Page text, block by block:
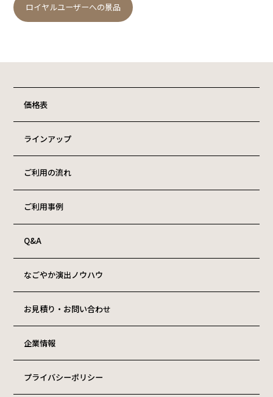
ロイヤルユーザーへの景品
価格表
ラインアップ
ご利用の流れ
ご利用事例
Q&A
なごやか演出ノウハウ
お見積り・お問い合わせ
企業情報
プライバシーポリシー